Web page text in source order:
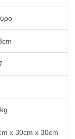
x 30cm x 30cm